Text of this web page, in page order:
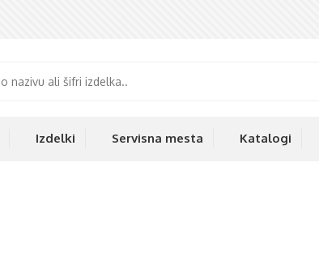
Izdelki Servisna mesta Katalogi